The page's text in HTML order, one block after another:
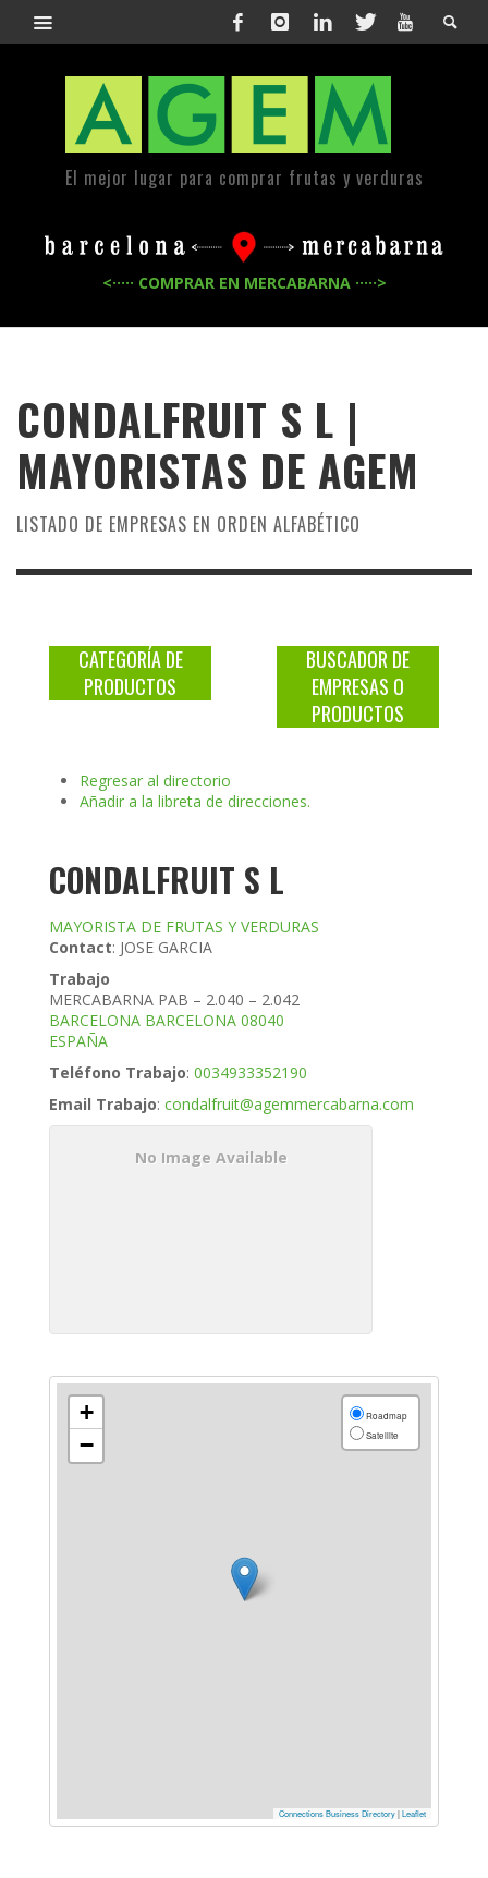
El mejor lugar para comprar frutas y verduras
<····· COMPRAR EN MERCABARNA ·····>
CONDALFRUIT S L |
MAYORISTAS DE AGEM
LISTADO DE EMPRESAS EN ORDEN ALFABÉTICO
CATEGORÍA DE
PRODUCTOS
BUSCADOR DE
EMPRESAS O
PRODUCTOS
Regresar al directorio
Añadir a la libreta de direcciones.
CONDALFRUIT S L
MAYORISTA DE FRUTAS Y VERDURAS
Contact: JOSE GARCIA
Trabajo
MERCABARNA PAB – 2.040 – 2.042
BARCELONA BARCELONA 08040
ESPAÑA
Teléfono Trabajo: 0034933352190
Email Trabajo: condalfruit@agemmercabarna.com
No Image Available
+
−
Roadmap
Satellite
Connections Business Directory|Leaflet